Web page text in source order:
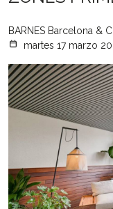
BARNES Barcelona &
martes 17 marzo